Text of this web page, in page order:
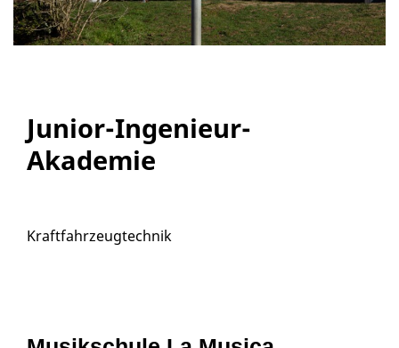
Junior-Ingenieur-
Akademie
Kraftfahrzeugtechnik